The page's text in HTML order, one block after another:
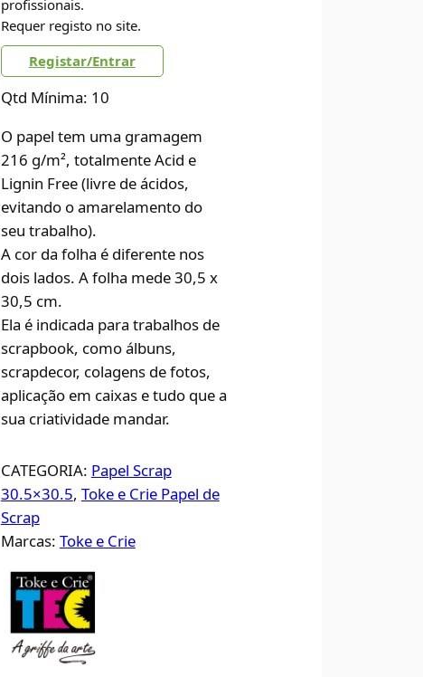
profissionais.
Requer registo no site.
Registar/Entrar
Qtd Mínima: 10
O papel tem uma gramagem
216 g/m², totalmente Acid e
Lignin Free (livre de ácidos,
evitando o amarelamento do
seu trabalho).
A cor da folha é diferente nos
dois lados. A folha mede 30,5 x
30,5 cm.
Ela é indicada para trabalhos de
scrapbook, como álbuns,
scrapdecor, colagens de fotos,
aplicação em caixas e tudo que a
sua criatividade mandar.
CATEGORIA: Papel Scrap
30.5×30.5, Toke e Crie Papel de
Scrap
Marcas: Toke e Crie